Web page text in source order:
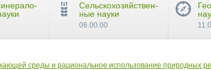
среды и рациональное использование природных
Сельскохозяйствен-
ные науки
06.00.00